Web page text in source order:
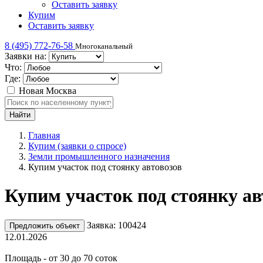
Оставить заявку
Купим
Оставить заявку
8 (495) 772-76-58 Многоканальный
Заявки на:
Что:
Где:
Новая Москва
Главная
Купим (заявки о спросе)
Земли промышленного назначения
Купим участок под стоянку автовозов
Купим участок под стоянку
Предложить объект
Заявка: 100424
12.01.2026
Площадь - от 30 до 70 соток